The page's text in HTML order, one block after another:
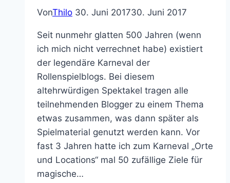
VonThilo 30. Juni 201730. Juni 2017
Seit nunmehr glatten 500 Jahren (wenn
ich mich nicht verrechnet habe) existiert
der legendäre Karneval der
Rollenspielblogs. Bei diesem
altehrwürdigen Spektakel tragen alle
teilnehmenden Blogger zu einem Thema
etwas zusammen, was dann später als
Spielmaterial genutzt werden kann. Vor
fast 3 Jahren hatte ich zum Karneval „Orte
und Locations“ mal 50 zufällige Ziele für
magische…